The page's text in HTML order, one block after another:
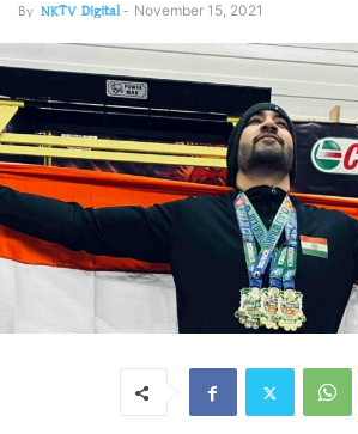
By NKTV Digital- November 15, 2021